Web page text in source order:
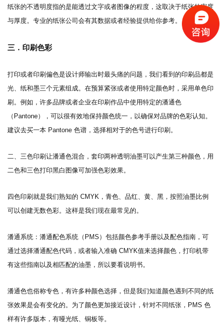
纸张的不透明度指的是能透过文字或者图像的程度，这取决于纸张的密度
与厚度。专业的纸张公司会有其数据或者经验提供给你参考。
三． 印刷色彩
打印或者印刷偏色是设计师输出时最头痛的问题，我们看到的印刷品都是
光、纸和墨三个元素组成。在预算紧张或者使用特定颜色时，采用单色印
刷。例如，许多品牌或者企业在印刷作品中使用特定的潘通色
（ Pantone），可以很有效地保持颜色统一，以确保对品牌的色彩认知。
建议去买一本 Pantone 色谱，选择相对于的色号进行印刷。
二、三色印刷让潘通色混合，套印两种透明油墨可以产生第三种颜色，用
二色和三色打印黑白图像可加强色彩效果。
四色印刷就是我们熟知的 CMYK，青色、品红、黄、黑，按照油墨比例
可以创建无数色彩。这样是我们现在最常见的。
潘通系统：潘通配色系统（ PMS）包括颜色参考手册以及配色指南，可
通过选择潘通配色代码，或者输入准确 CMYK值来选择颜色，打印机带
有这些指南以及相匹配的油墨，所以要看说明书。
潘通色也俗称专色，有许多种颜色选择，但是我们知道颜色遇到不同的纸
张效果是会有变化的。为了颜色更加接近设计，针对不同纸张， PMS 色
样有许多版本，有哑光纸、铜板等。